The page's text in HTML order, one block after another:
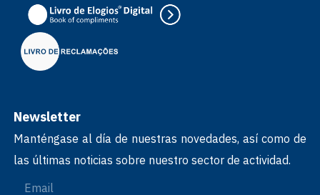
Newsletter
Manténgase al día de nuestras novedades, así como de
las últimas noticias sobre nuestro sector de actividad.